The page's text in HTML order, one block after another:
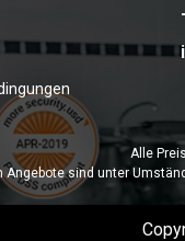
Alle
Angebote sind unter